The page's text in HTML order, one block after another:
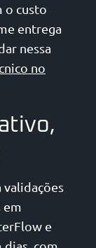
o custo
entrega
nessa
no
em
e